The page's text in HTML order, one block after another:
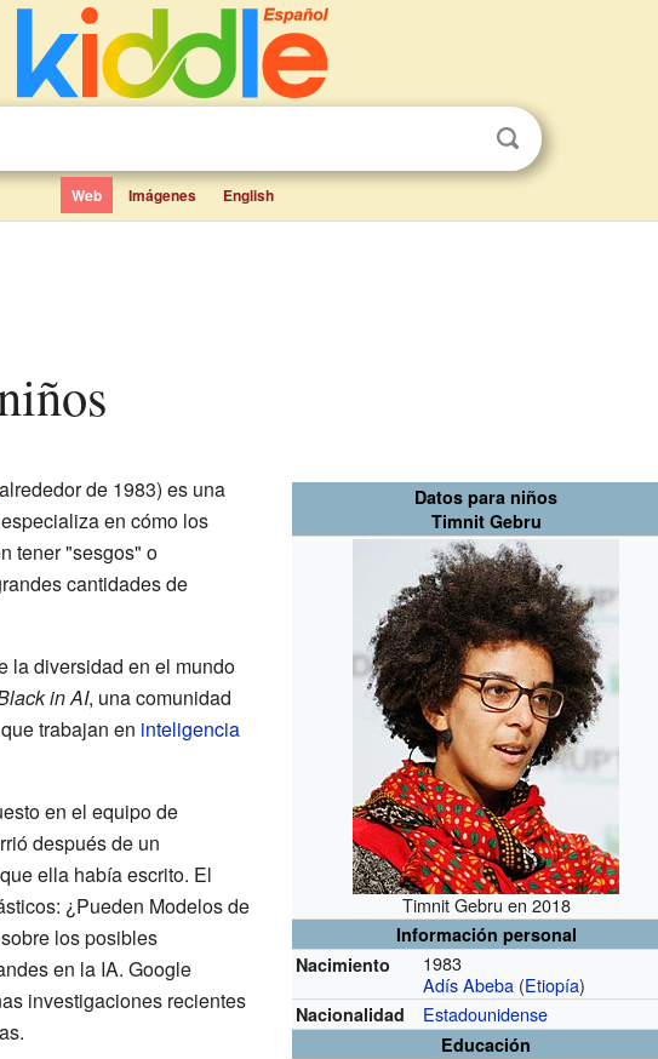
Web Imágenes English
Datos para niños
Timnit Gebru
Timnit Gebru en 2018
Información personal
Nacimiento
1983
Adís Abeba (Etiopía)
Nacionalidad Estadounidense
Educación
de 1983) es una
en cómo los
tener "sesgos" o
cantidades de
la diversidad en el mundo
in AI, una comunidad
trabajan en inteligencia
en el equipo de
después de un
ella había escrito. El
¿Pueden Modelos de
los posibles
en la IA. Google
investigaciones recientes